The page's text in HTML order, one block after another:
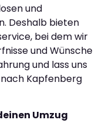
und
Deshalb bieten
bei dem wir
und Wünsche
und lass uns
Kapfenberg
Umzug